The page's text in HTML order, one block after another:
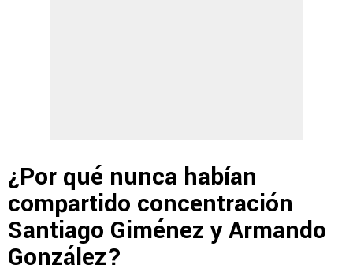
¿Por qué nunca habían
compartido concentración
Santiago Giménez y Armando
González?